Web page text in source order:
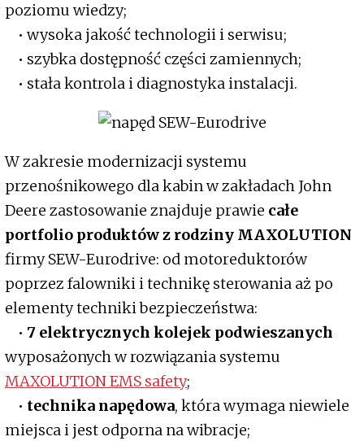
poziomu wiedzy;
• wysoka jakość technologii i serwisu;
• szybka dostępność części zamiennych;
• stała kontrola i diagnostyka instalacji.
W zakresie modernizacji systemu
przenośnikowego dla kabin w zakładach John
Deere zastosowanie znajduje prawie całe
portfolio produktów z rodziny MAXOLUTION
firmy SEW-Eurodrive: od motoreduktorów
poprzez falowniki i technikę sterowania aż po
elementy techniki bezpieczeństwa:
• 7 elektrycznych kolejek podwieszanych
wyposażonych w rozwiązania systemu
MAXOLUTION EMS safety;
• technika napędowa, która wymaga niewiele
miejsca i jest odporna na wibracje;